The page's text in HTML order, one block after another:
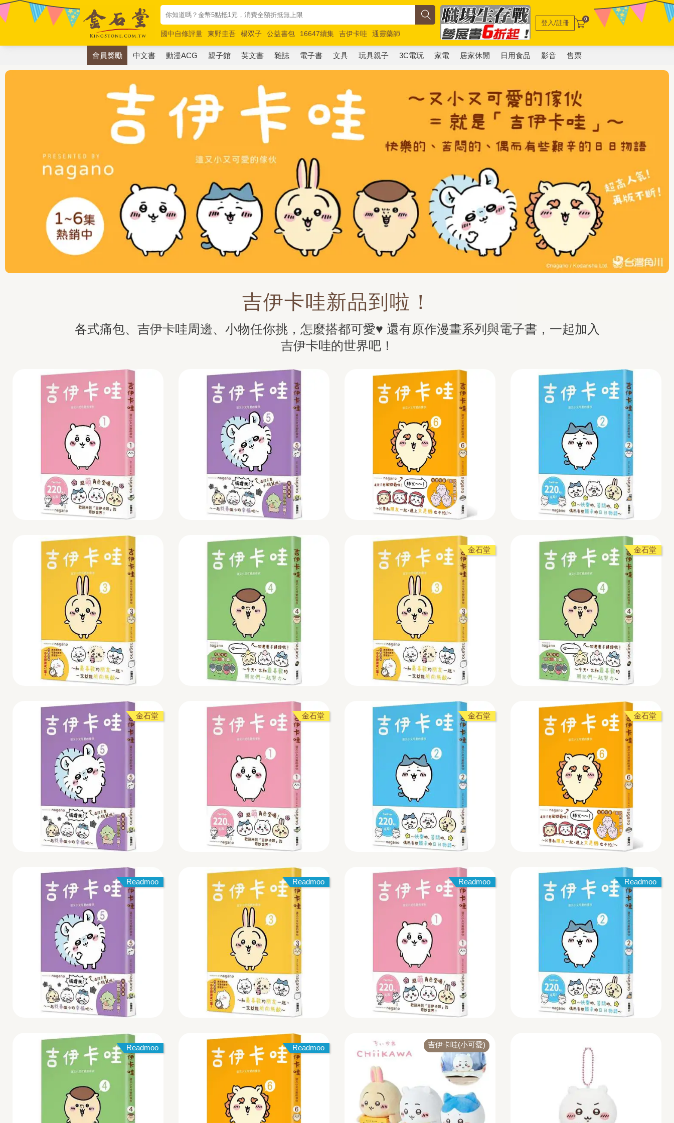
國中自修評量 東野圭吾 楊双子 公益書包 16647續集 吉伊卡哇
通靈藥師
唯紅花綻放
奧德賽 路邊攤新作 馬斯克 玩具總動員5 超慢跑
登入/註冊 0
會員獎勵 中文書 動漫ACG 親子館 英文書 雜誌 電子書 文具 玩具親子 3C電玩 家電 居家休閒 日用食品 影音 售票
吉伊卡哇新品到啦！
各式痛包、吉伊卡哇周邊、小物任你挑，怎麼搭都可愛♥ 還有原作漫畫系列與電子書，一起加入
吉伊卡哇的世界吧！
金石堂 金石堂
金石堂 金石堂 金石堂 金石堂
Readmoo Readmoo Readmoo Readmoo
Readmoo Readmoo 吉伊卡哇(小可愛)